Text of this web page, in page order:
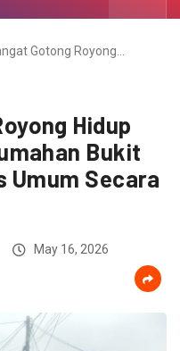
Gotong Royong…
Hidup
Bukit
Umum Secara
May 16, 2026